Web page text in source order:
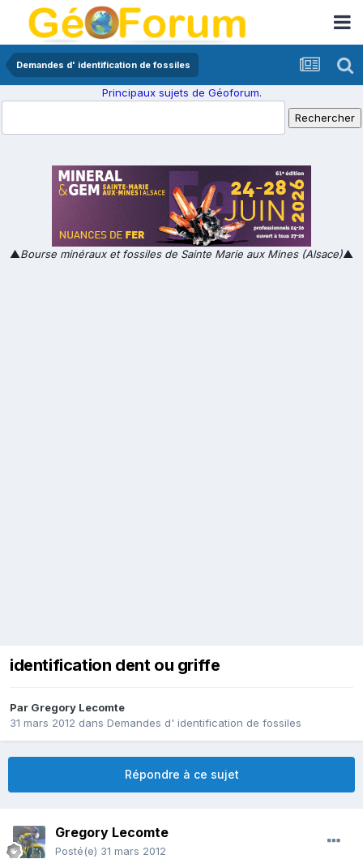
Demandes d' identification de fossiles
Principaux sujets de Géoforum.
▲Bourse minéraux et fossiles de Sainte Marie aux Mines (Alsace)▲
identification dent ou griffe
Par Gregory Lecomte
31 mars 2012 dans Demandes d' identification de fossiles
Répondre à ce sujet
Gregory Lecomte
Posté(e) 31 mars 2012